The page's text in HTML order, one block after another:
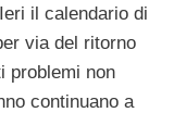
il calendario di
via del ritorno
problemi non
continuano a